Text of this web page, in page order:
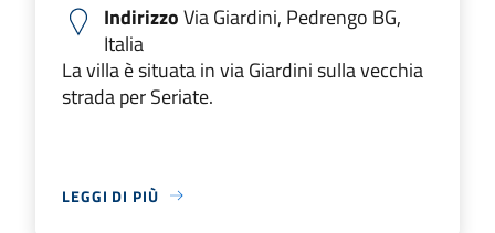
IndirizzoVia Giardini, Pedrengo BG,
Italia
La villa è situata in via Giardini sulla vecchia
strada per Seriate.
LEGGI DI PIÙ